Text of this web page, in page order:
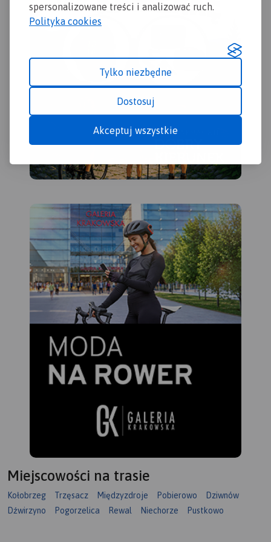
spersonalizowane treści i analizować ruch.
Polityka cookies
Tylko niezbędne
Dostosuj
Akceptuj wszystkie
Miejscowości na trasie
Kołobrzeg Trzęsacz Międzyzdroje Pobierowo
Dziwnów
Dźwirzyno
Pogorzelica Rewal Niechorze Pustkowo